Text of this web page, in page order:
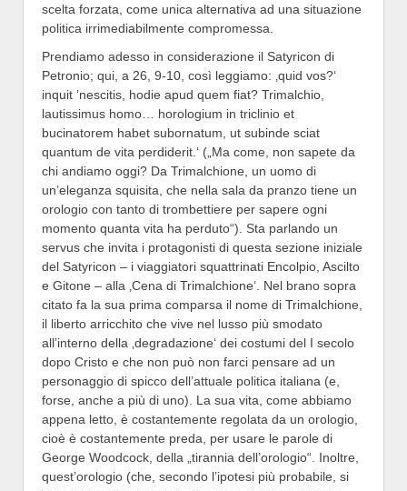
scelta forzata, come unica alternativa ad una situazione
politica irrimediabilmente compromessa.
Prendiamo adesso in considerazione il Satyricon di
Petronio; qui, a 26, 9-10, così leggiamo: ‚quid vos?‘
inquit ’nescitis, hodie apud quem fiat? Trimalchio,
lautissimus homo… horologium in triclinio et
bucinatorem habet subornatum, ut subinde sciat
quantum de vita perdiderit.‘ („Ma come, non sapete da
chi andiamo oggi? Da Trimalchione, un uomo di
un’eleganza squisita, che nella sala da pranzo tiene un
orologio con tanto di trombettiere per sapere ogni
momento quanta vita ha perduto“). Sta parlando un
servus che invita i protagonisti di questa sezione iniziale
del Satyricon – i viaggiatori squattrinati Encolpio, Ascilto
e Gitone – alla ‚Cena di Trimalchione‘. Nel brano sopra
citato fa la sua prima comparsa il nome di Trimalchione,
il liberto arricchito che vive nel lusso più smodato
all’interno della ‚degradazione‘ dei costumi del I secolo
dopo Cristo e che non può non farci pensare ad un
personaggio di spicco dell’attuale politica italiana (e,
forse, anche a più di uno). La sua vita, come abbiamo
appena letto, è costantemente regolata da un orologio,
cioè è costantemente preda, per usare le parole di
George Woodcock, della „tirannia dell’orologio“. Inoltre,
quest’orologio (che, secondo l’ipotesi più probabile, si